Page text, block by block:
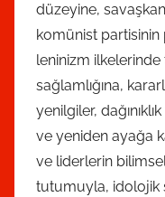
düzeyine,
komünist partisinin
leninizm ilkelerinde
sağlamlığına,
yenilgiler,
ve yeniden ayağa
ve liderlerin
tutumuyla, idolojik